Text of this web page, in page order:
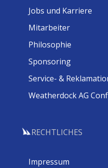
Jobs und Karriere
Mitarbeiter
Philosophie
Sponsoring
Service- &
Weatherdock AG
RECHTLICHES
Impressum